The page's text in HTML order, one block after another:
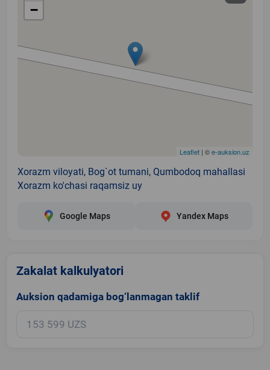
−
Leaflet | ©e-auksion.uz
Xorazm viloyati, Bog`ot tumani, Qumbodoq mahallasi
Xorazm ko'chasi raqamsiz uy
Google Maps Yandex Maps
Zakalat kalkulyatori
Auksion qadamiga bog‘lanmagan taklif